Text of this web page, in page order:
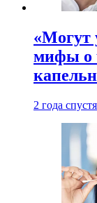
«Могут
мифы о
2 года спустя